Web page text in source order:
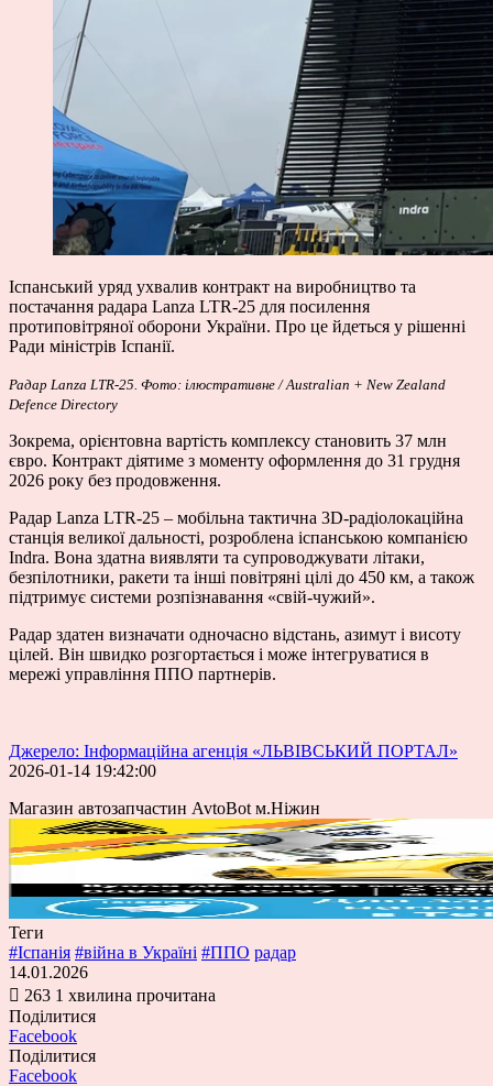
Іспанський уряд ухвалив контракт на виробництво та
постачання радара Lanza LTR-25 для посилення
протиповітряної оборони України. Про це йдеться у рішенні
Ради міністрів Іспанії.
Радар Lanza LTR-25. Фото: ілюстративне / Australian + New Zealand
Defence Directory
Зокрема, орієнтовна вартість комплексу становить 37 млн
євро. Контракт діятиме з моменту оформлення до 31 грудня
2026 року без продовження.
Радар Lanza LTR-25 – мобільна тактична 3D-радіолокаційна
станція великої дальності, розроблена іспанською компанією
Indra. Вона здатна виявляти та супроводжувати літаки,
безпілотники, ракети та інші повітряні цілі до 450 км, а також
підтримує системи розпізнавання «свій-чужий».
Радар здатен визначати одночасно відстань, азимут і висоту
цілей. Він швидко розгортається і може інтегруватися в
мережі управління ППО партнерів.
Джерело: Інформаційна агенція «ЛЬВІВСЬКИЙ ПОРТАЛ»
2026-01-14 19:42:00
Магазин автозапчастин AvtoBot м.Ніжин
Теги
#Іспанія #війна в Україні #ППО радар
14.01.2026
263 1 хвилина прочитана
Поділитися
Facebook
Поділитися
Facebook